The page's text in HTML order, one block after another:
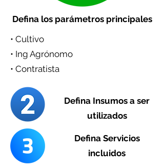
Defina los parámetros principales
• Cultivo
• Ing Agrónomo
• Contratista
Defina Insumos a ser
utilizados
Defina Servicios
incluidos